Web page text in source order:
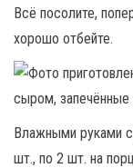
Всё посолите,
хорошо отбейте.
Влажными руками
шт., по 2 шт. на